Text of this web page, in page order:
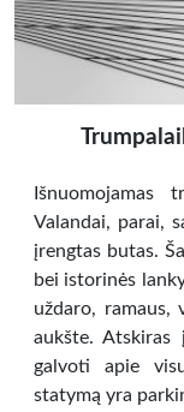
Išnuomojamas
Valandai, parai,
įrengtas butas.
bei istorinės
uždaro, ramaus,
aukšte. Atskiras
galvoti apie
statymą yra